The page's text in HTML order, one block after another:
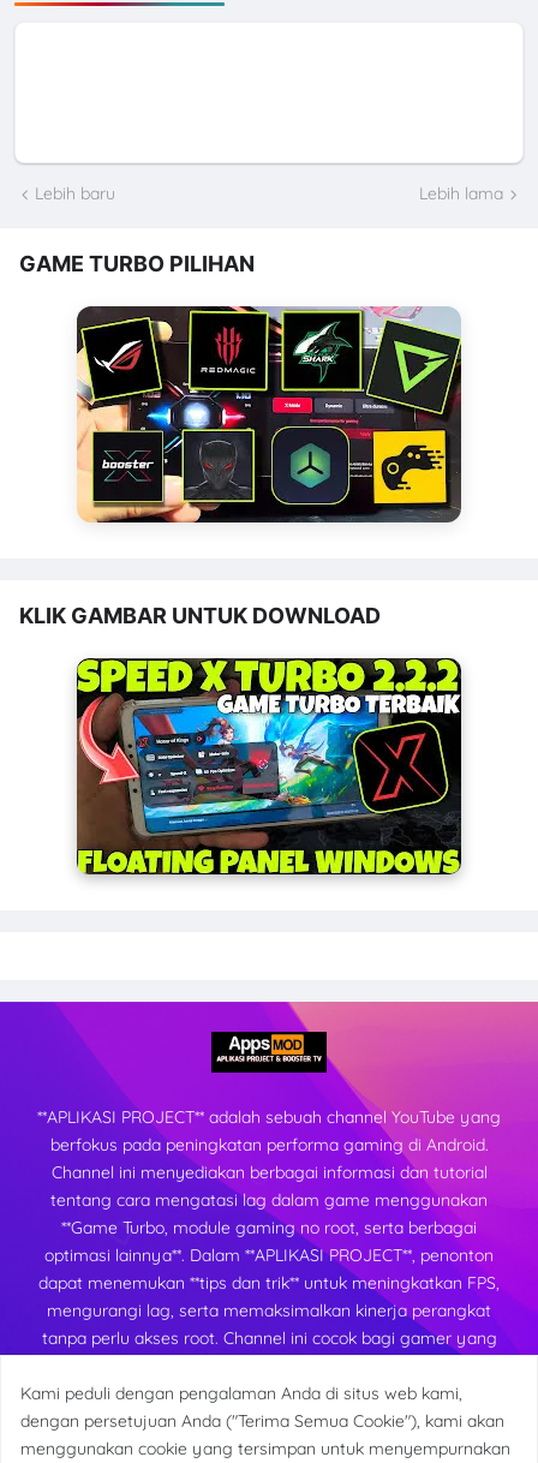
Lebih baru Lebih lama
GAME TURBO PILIHAN
KLIK GAMBAR UNTUK DOWNLOAD
**APLIKASI PROJECT** adalah sebuah channel YouTube yang
berfokus pada peningkatan performa gaming di Android.
Channel ini menyediakan berbagai informasi dan tutorial
tentang cara mengatasi lag dalam game menggunakan
**Game Turbo, module gaming no root, serta berbagai
optimasi lainnya**. Dalam **APLIKASI PROJECT**, penonton
dapat menemukan **tips dan trik** untuk meningkatkan FPS,
mengurangi lag, serta memaksimalkan kinerja perangkat
tanpa perlu akses root. Channel ini cocok bagi gamer yang
dan stabil di berbagai perangkat Android.
Kami peduli dengan pengalaman Anda di situs web kami,
dengan persetujuan Anda ("Terima Semua Cookie"), kami akan
menggunakan cookie yang tersimpan untuk menyempurnakan